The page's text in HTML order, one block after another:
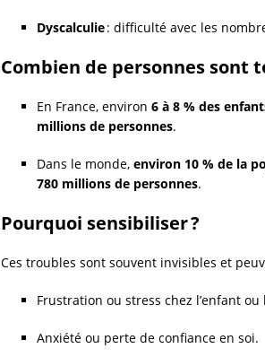
Dyscalculie: difficulté avec les
Combien de personnes sont
En France, environ 6 à 8 % des
millions de personnes.
Dans le monde, environ 10 % de la
780 millions de personnes.
Pourquoi sensibiliser ?
Ces troubles sont souvent invisibles et
Frustration ou stress chez l’enfant ou
Anxiété ou perte de confiance en soi.